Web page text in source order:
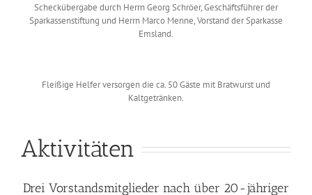
Scheckübergabe durch Herrn Georg Schröer, Geschäftsführer der
Sparkassenstiftung und Herrn Marco Menne, Vorstand der Sparkasse
Emsland.
Fleißige Helfer versorgen die ca. 50 Gäste mit Bratwurst und
Kaltgetränken.
Aktivitäten
Drei Vorstandsmitglieder nach über 20-jähriger